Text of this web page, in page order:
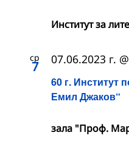
Институт за
ср
7
60 г. Институт
Емил Джаков“
07.06.2023 г.
зала "Проф.